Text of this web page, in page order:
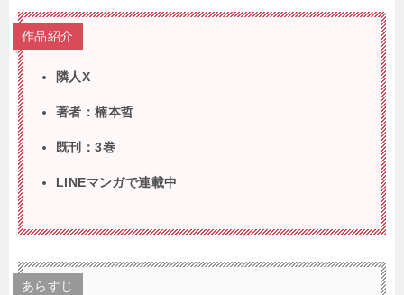
作品紹介
隣人X
著者：楠本哲
既刊：3巻
LINEマンガで連載中
あらすじ